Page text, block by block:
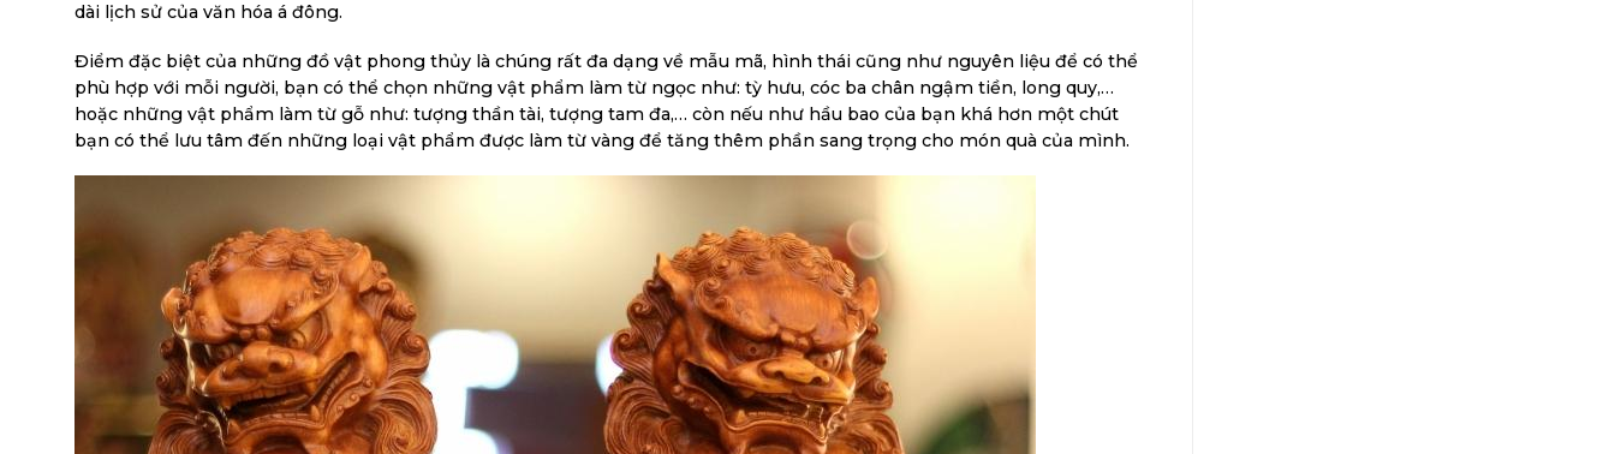
dài lịch sử của văn hóa á đông.
Điểm đặc biệt của những đồ vật phong thủy là chúng rất đa dạng về mẫu mã, hình thái cũng như nguyên liệu để có thể
phù hợp với mỗi người, bạn có thể chọn những vật phẩm làm từ ngọc như: tỳ hưu, cóc ba chân ngậm tiền, long quy,…
hoặc những vật phẩm làm từ gỗ như: tượng thần tài, tượng tam đa,… còn nếu như hầu bao của bạn khá hơn một chút
bạn có thể lưu tâm đến những loại vật phẩm được làm từ vàng để tăng thêm phần sang trọng cho món quà của mình.